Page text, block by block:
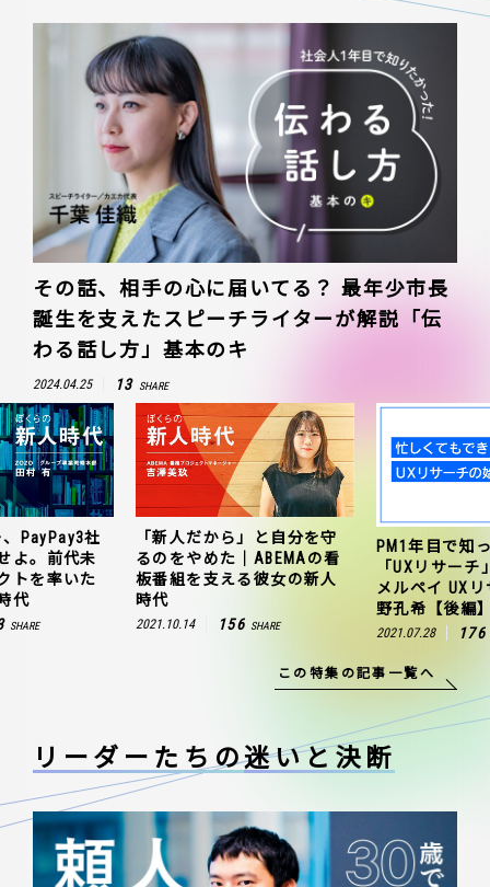
その話、相手の心に届いてる？ 最年少市長
誕生を支えたスピーチライターが解説「伝
わる話し方」基本のキ
2024.04.25 13 SHARE
PayPay3社
よ。前代未
トを率いた
代
SHARE
「新人だから」と自分を守
るのをやめた｜ABEMAの看
板番組を支える彼女の新人
時代
2021.10.14 156 SHARE
PM1年目で知
「UXリサー
メルペイ UX
野孔希【後編
2021.07.28 176
この特集の記事一覧へ
リーダーたちの迷いと決断